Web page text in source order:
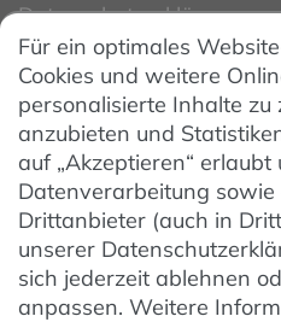
Datenschutzerklärung
Datenschutzeinstellungen
AGB
Barrierefreiheit
Hinweise zur
Entsorgung von Elektro-
Vertrag widerrufen
Für ein optimales
Cookies und weitere
personalisierte Inhalte zu
anzubieten und
auf „Akzeptieren“ erlaubt
Datenverarbeitung
Drittanbieter (auch in
unserer
sich jederzeit ablehnen
anpassen. Weitere